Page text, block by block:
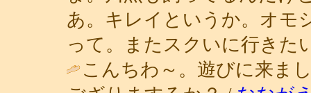
あ。キレイというか。オモ
って。またスクいに行きた
こんちわ～。遊びに来ま